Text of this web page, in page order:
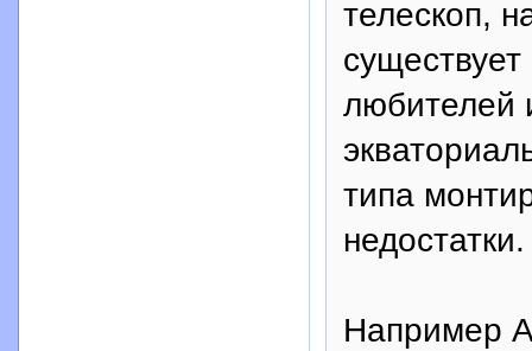
телескоп,
любителей
типа
недостатки.
Например